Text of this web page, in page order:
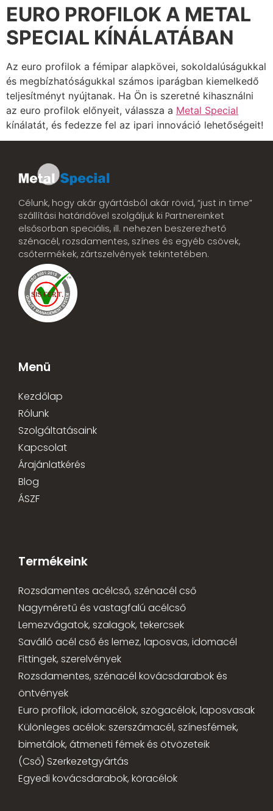
EURO PROFILOK A METAL
SPECIAL KÍNÁLATÁBAN
Az euro profilok a fémipar alapkövei, sokoldalúságukkal
és megbízhatóságukkal számos iparágban kiemelkedő
teljesítményt nyújtanak. Ha Ön is szeretné kihasználni
az euro profilok előnyeit, válassza a Metal Special
kínálatát, és fedezze fel az ipari innováció lehetőségeit!
Célunk, hogy akár gyártásból akár rövid, “just in time”
szállítási határidővel szolgáljuk ki Partnereinket
elsősorban speciális, ill. nehezen beszerezhető
szénacél, rozsdamentes, színes és egyéb csövek,
csőtermékek, zártszelvények tekintetében.
Menü
Kezdőlap
Rólunk
Szolgáltatásaink
Kapcsolat
Árajánlatkérés
Blog
ÁSZF
Termékeink
Rozsdamentes acélcső, szénacél cső
Nagyméretű és vastagfalú acélcső
Lemezvágatok, szalagok, tekercsek
Saválló acél cső és lemez, laposvas, idomacél
Fittingek, szerelvények
Rozsdamentes, szénacél kovácsdarabok és
öntvények
Euro profilok, idomacélok, szögacélok, laposvasak
Különleges acélok: szerszámacél, színesfémek,
bimetálok, átmeneti fémek és ötvözeteik
(Cső) Szerkezetgyártás
Egyedi kovácsdarabok, köracélok